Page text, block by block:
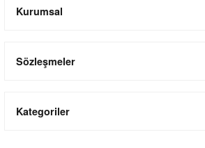
Kurumsal
Sözleşmeler
Kategoriler